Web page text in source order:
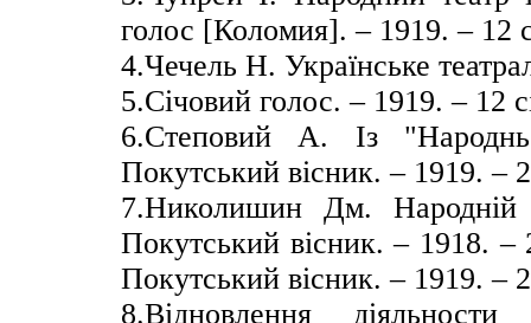
голос [Коломия]. – 1919. – 12
4.Чечель Н. Українське
5.Січовий голос. – 1919. – 12
6.Степовий А. Із
Покутський вісник. – 1919. –
7.Николишин Дм. Народній
Покутський вісник. – 1918. –
Покутський вісник. – 1919. –
8.Відновлення